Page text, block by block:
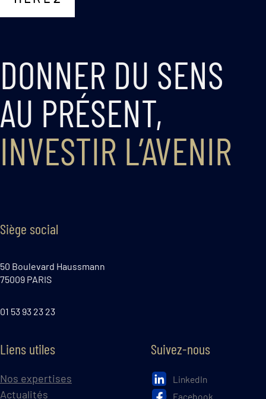
DONNER DU SENS
AU PRÉSENT,
INVESTIR L’AVENIR
Siège social
50 Boulevard Haussmann
75009 PARIS
01 53 93 23 23
Liens utiles
Nos expertises
Actualités
Suivez-nous
LinkedIn
Facebook